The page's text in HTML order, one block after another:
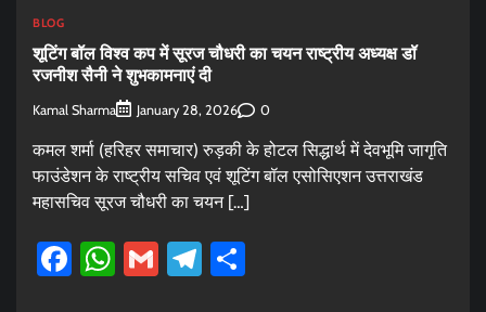
BLOG
शूटिंग बॉल विश्व कप में सूरज चौधरी का चयन राष्ट्रीय अध्यक्ष डॉ
रजनीश सैनी ने शुभकामनाएं दी
Kamal Sharma January 28, 2026 0
कमल शर्मा (हरिहर समाचार) रुड़की के होटल सिद्धार्थ में देवभूमि जागृति
फाउंडेशन के राष्ट्रीय सचिव एवं शूटिंग बॉल एसोसिएशन उत्तराखंड
महासचिव सूरज चौधरी का चयन […]
Facebook
WhatsApp
GmailTelegram